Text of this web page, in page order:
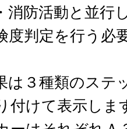
消防活動と並行
度判定を行う必
３種類のステ
付けて表示しま